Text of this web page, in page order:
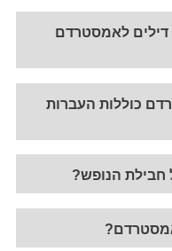
דילים לאמסטרדם
כוללות העברות
חבילת הנופש?